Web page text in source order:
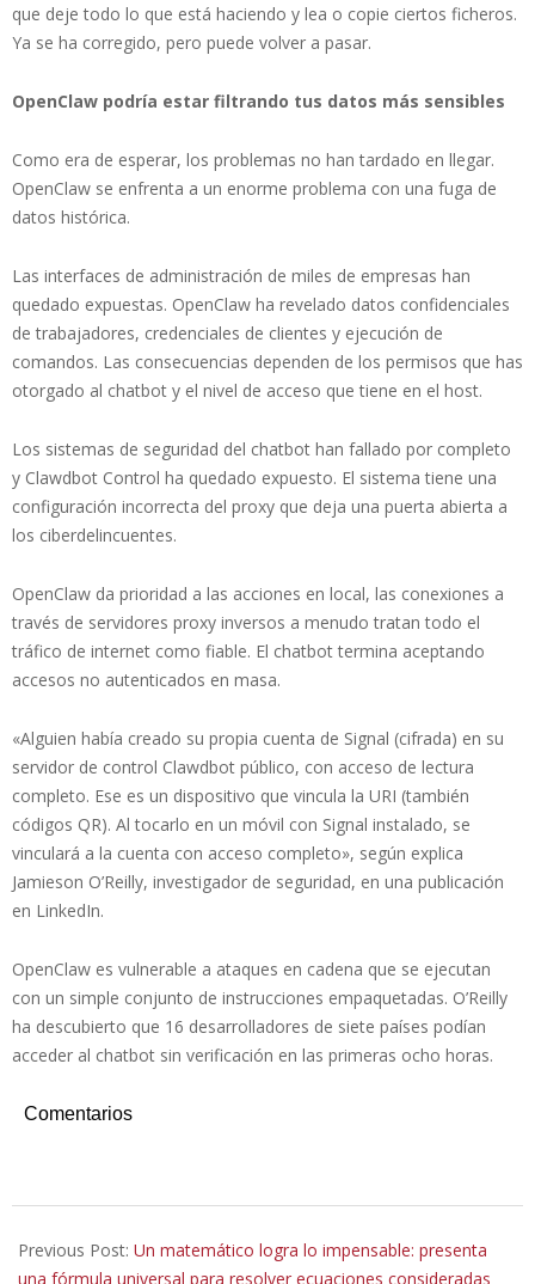
que deje todo lo que está haciendo y lea o copie ciertos ficheros.
Ya se ha corregido, pero puede volver a pasar.
​OpenClaw podría estar filtrando tus datos más sensibles
Como era de esperar, los problemas no han tardado en llegar.
OpenClaw se enfrenta a un enorme problema con una fuga de
datos histórica.
Las interfaces de administración de miles de empresas han
quedado expuestas. OpenClaw ha revelado datos confidenciales
de trabajadores, credenciales de clientes y ejecución de
comandos. Las consecuencias dependen de los permisos que has
otorgado al chatbot y el nivel de acceso que tiene en el host.
Los sistemas de seguridad del chatbot han fallado por completo
y Clawdbot Control ha quedado expuesto. El sistema tiene una
configuración incorrecta del proxy que deja una puerta abierta a
los ciberdelincuentes.
OpenClaw da prioridad a las acciones en local, las conexiones a
través de servidores proxy inversos a menudo tratan todo el
tráfico de internet como fiable. El chatbot termina aceptando
accesos no autenticados en masa.
«Alguien había creado su propia cuenta de Signal (cifrada) en su
servidor de control Clawdbot público, con acceso de lectura
completo. Ese es un dispositivo que vincula la URI (también
códigos QR). Al tocarlo en un móvil con Signal instalado, se
vinculará a la cuenta con acceso completo», según explica
Jamieson O’Reilly, investigador de seguridad, en una publicación
en LinkedIn.
OpenClaw es vulnerable a ataques en cadena que se ejecutan
con un simple conjunto de instrucciones empaquetadas. O’Reilly
ha descubierto que 16 desarrolladores de siete países podían
acceder al chatbot sin verificación en las primeras ocho horas.
Comentarios
02-
15
Previous Post: Un matemático logra lo impensable: presenta
una fórmula universal para resolver ecuaciones consideradas